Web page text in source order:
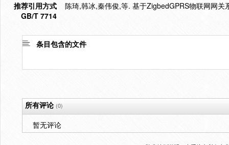
推荐引用方式
GB/T 7714
陈琦,韩冰,秦伟俊,等. 基于ZigbedGPRS物联网网
条目包含的文件
所有评论(0)
暂无评论